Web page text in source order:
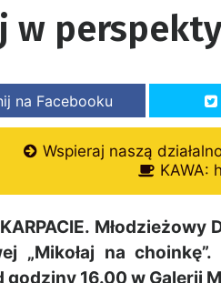
w
na Facebooku
Wspieraj naszą
KAWA:
„Mikołaj na
16.00 w Galerii